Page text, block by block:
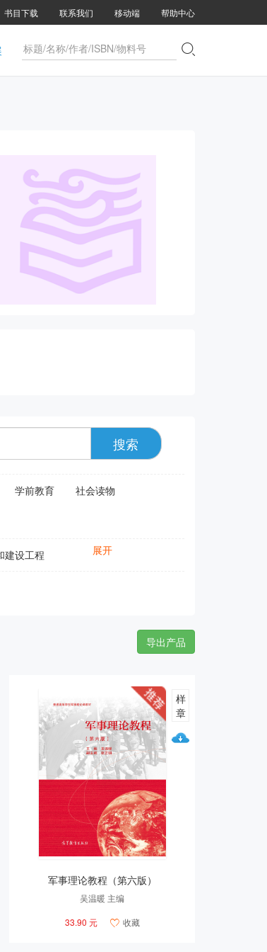
书目下载 联系我们 移动端 帮助中心

搜索
学前教育 社会读物
建设工程 展开
导出产品
军事理论教程（第六版）
吴温暖 主编
33.90 元
 收藏
样
章